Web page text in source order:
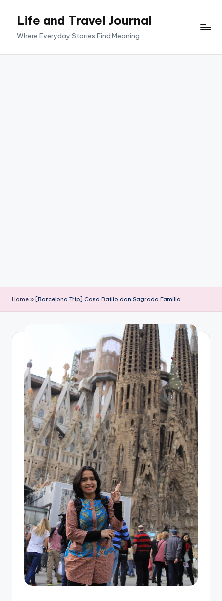
Life and Travel Journal
Where Everyday Stories Find Meaning
Home » [Barcelona Trip] Casa Batllo dan Sagrada Familia